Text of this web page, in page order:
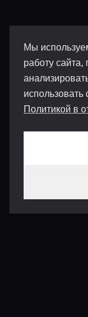
Мы
работу сайта,
Политикой в